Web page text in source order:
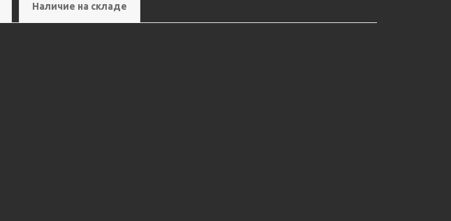
Наличие на складе